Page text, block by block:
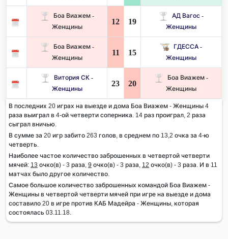
Боа Виажем -
Женщины
12 19
АД Вагос -
Женщины
Боа Виажем -
Женщины
11 15
ГДЕССА -
Женщины
Витория СК -
Женщины
23 20
Боа Виажем -
Женщины
В последних 20 играх на выезде и дома Боа Виажем - Женщины 4
раза выиграл в 4-ой четверти соперника. 14 раз проиграл, 2 раза
сыграл вничью.
В сумме за 20 игр забито 263 голов, в среднем по 13,2 очка за 4-ю
четверть.
Наиболее частое количество заброшенных в четвертой четверти
мячей: 13 очко(в) - 3 раза, 9 очко(в) - 3 раза, 12 очко(в) - 3 раза. И в 11
матчах было другое количество.
Самое большое количество заброшенных командой Боа Виажем -
Женщины в четвертой четверти мячей при игре на выезде и дома
составило 20 в игре против КАБ Мадейра - Женщины, которая
состоялась 03.11.18.